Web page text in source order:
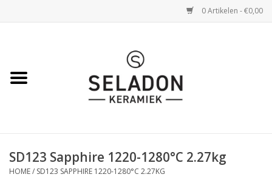
0 Artikelen - €0,00
VERZENDING
SD123 Sapphire 1220-1280°C 2.27kg
HOME/ SD123 SAPPHIRE 1220-1280°C 2.27KG